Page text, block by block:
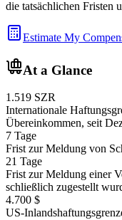
die tatsächlichen Fristen
Estimate My
At a Glance
1.519 SZR
Internationale
Übereinkommen, seit
7 Tage
Frist zur Meldung von
21 Tage
Frist zur Meldung einer
schließlich zugestellt
4.700 $
US-